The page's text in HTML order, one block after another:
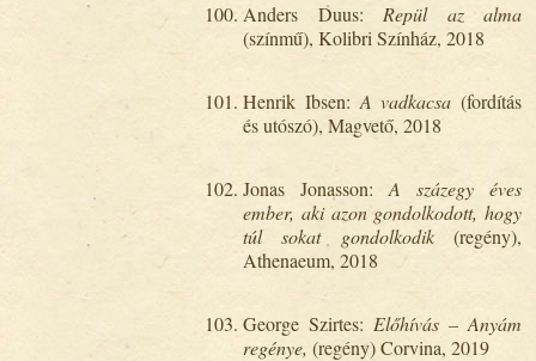
Anders Duus: Repül az alma
(színmű), Kolibri Színház, 2018
Henrik Ibsen: A vadkacsa (fordítás
és utószó), Magvető, 2018
Jonas Jonasson: A százegy éves
ember, aki azon gondolkodott, hogy
túl sokat gondolkodik (regény),
Athenaeum, 2018
George Szirtes: Előhívás – Anyám
regénye, (regény) Corvina, 2019